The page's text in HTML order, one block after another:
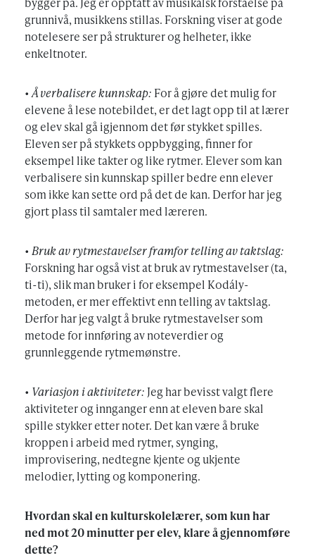
grunnivå, musikkens stillas. Forskning viser at gode
notelesere ser på strukturer og helheter, ikke
enkeltnoter.
•Å verbalisere kunnskap: For å gjøre det mulig for
elevene å lese notebildet, er det lagt opp til at lærer
og elev skal gå igjennom det før stykket spilles.
Eleven ser på stykkets oppbygging, finner for
eksempel like takter og like rytmer. Elever som kan
verbalisere sin kunnskap spiller bedre enn elever
som ikke kan sette ord på det de kan. Derfor har jeg
gjort plass til samtaler med læreren.
• Bruk av rytmestavelser framfor telling av taktslag:
Forskning har også vist at bruk av rytmestavelser (ta,
ti-ti), slik man bruker i for eksempel Kodály-
metoden, er mer effektivt enn telling av taktslag.
Derfor har jeg valgt å bruke rytmestavelser som
metode for innføring av noteverdier og
grunnleggende rytmemønstre.
• Variasjon i aktiviteter: Jeg har bevisst valgt flere
aktiviteter og innganger enn at eleven bare skal
spille stykker etter noter. Det kan være å bruke
kroppen i arbeid med rytmer, synging,
improvisering, nedtegne kjente og ukjente
melodier, lytting og komponering.
Hvordan skal en kulturskolelærer, som kun har
ned mot 20 minutter per elev, klare å gjennomføre
dette?